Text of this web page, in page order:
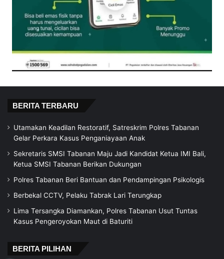
BERITA TERBARU
Utamakan Keadilan Restoratif, Satreskrim Polres Tabanan
Gelar Perkara Kasus Penganiayaan Anak
Sekretaris SMSI Tabanan Maju Jadi Kandidat Ketua IMI Bali,
Ketua SMSI Tabanan Berikan Dukungan
Polres Tabanan Beri Bantuan dan Pendampingan Psikologis
Berbekal CCTV, Pelaku Tabrak Lari Terungkap
Lima Tersangka Diamankan, Polres Tabanan Usut Tuntas
Kasus Pengeroyokan Maut di Baturiti
BERITA PILIHAN